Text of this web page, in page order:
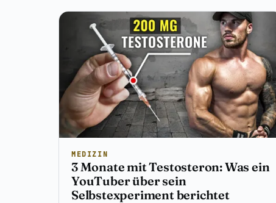
MEDIZIN
3 Monate mit Testosteron: Was ein
YouTuber über sein
Selbstexperiment berichtet